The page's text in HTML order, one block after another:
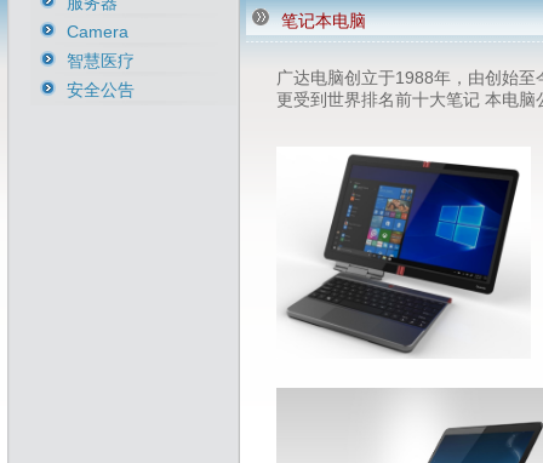
Camera
智慧医疗
安全公告
笔记本电脑
广达电脑创立于1988年，由创始
更受到世界排名前十大笔记 本电脑